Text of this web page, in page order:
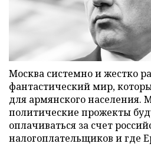
Москва системно и жестко
фантастический мир,
для армянского населения.
политические прожекты
оплачиваться за счет
налогоплательщиков и где